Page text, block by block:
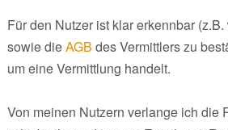
Für den Nutzer ist klar erkennbar
sowie dieAGB des Vermittlers zu
um eine Vermittlung handelt.
Von meinen Nutzern verlange ich die